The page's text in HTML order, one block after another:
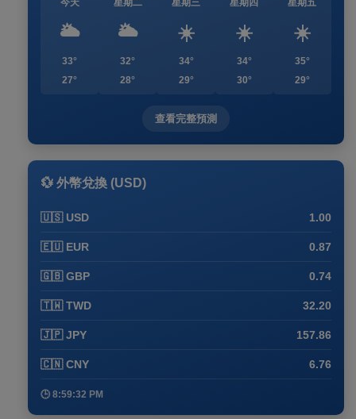
🌥️
33°
27°
🌥️
32°
28°
☀️
34°
29°
☀️
34°
30°
☀️
35°
29°
查看完整預測
💱 外幣兌換 (USD)
🇺🇸 USD 1.00
🇪🇺 EUR 0.87
🇬🇧 GBP 0.74
🇹🇼 TWD 32.20
🇯🇵 JPY 157.86
🇨🇳 CNY 6.76
🕒 8:59:32 PM